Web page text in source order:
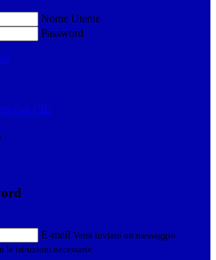
Nome Utente
Password
con CIE
E-mail Verrà inviato un messaggio
istruzioni necessarie.